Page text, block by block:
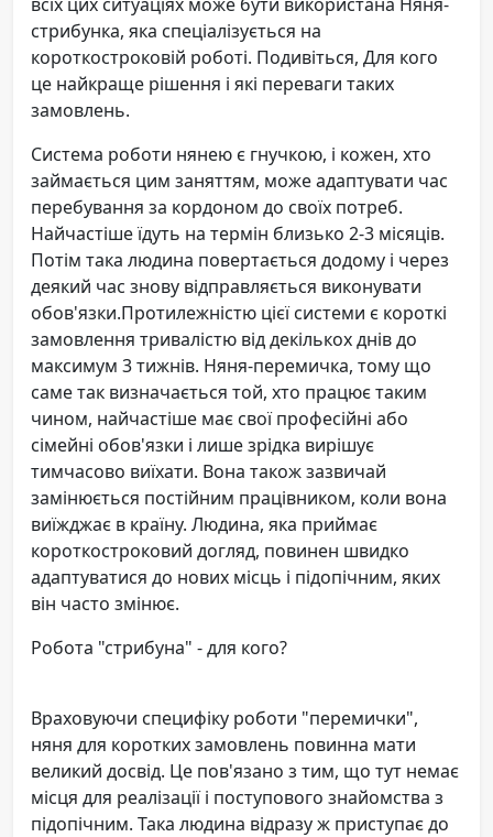
стрибунка, яка спеціалізується на
короткостроковій роботі. Подивіться, Для кого
це найкраще рішення і які переваги таких
замовлень.
Система роботи нянею є гнучкою, і кожен, хто
займається цим заняттям, може адаптувати час
перебування за кордоном до своїх потреб.
Найчастіше їдуть на термін близько 2-3 місяців.
Потім така людина повертається додому і через
деякий час знову відправляється виконувати
обов'язки.Протилежністю цієї системи є короткі
замовлення тривалістю від декількох днів до
максимум 3 тижнів. Няня-перемичка, тому що
саме так визначається той, хто працює таким
чином, найчастіше має свої професійні або
сімейні обов'язки і лише зрідка вирішує
тимчасово виїхати. Вона також зазвичай
замінюється постійним працівником, коли вона
виїжджає в країну. Людина, яка приймає
короткостроковий догляд, повинен швидко
адаптуватися до нових місць і підопічним, яких
він часто змінює.
Робота "стрибуна" - для кого?
Враховуючи специфіку роботи "перемички",
няня для коротких замовлень повинна мати
великий досвід. Це пов'язано з тим, що тут немає
місця для реалізації і поступового знайомства з
підопічним. Така людина відразу ж приступає до